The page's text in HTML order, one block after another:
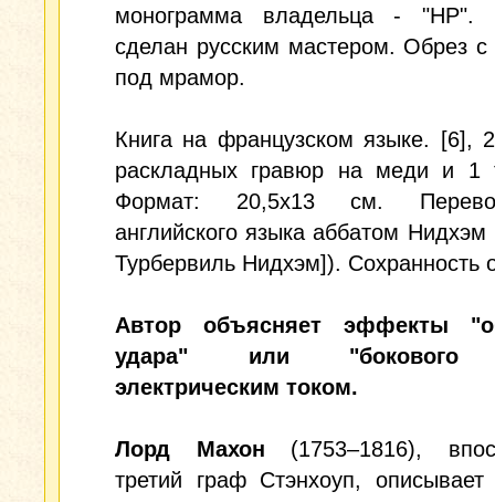
монограмма владельца - "НР".
сделан русским мастером. Обрез с
под мрамор.
Книга на французском языке. [6],
раскладных гравюр на меди и 1
Формат: 20,5x13 см.
английского языка аббатом
Турбервиль Нидхэм]). Сохранность
Автор объясняет эффекты
удара" или "бокового
электрическим током.
Лорд Махон (1753–1816),
третий граф Стэнхоуп, описывает